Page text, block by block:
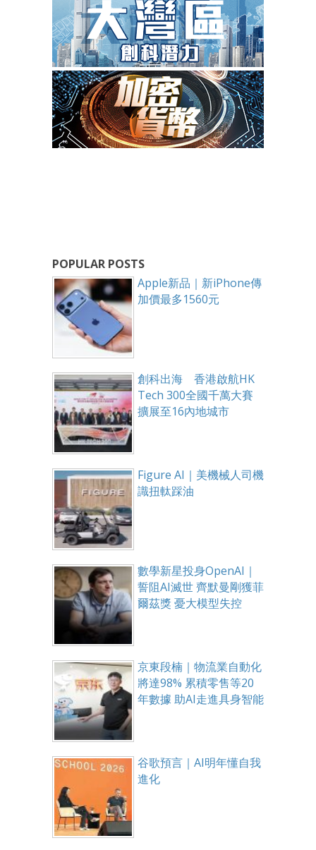
POPULAR POSTS
Apple新品｜新iPhone傳
加價最多1560元
創科出海 香港啟航HK
Tech 300全國千萬大賽
擴展至16內地城市
Figure AI｜美機械人司機
識扭軚踩油
數學新星投身OpenAI｜
誓阻AI滅世 齊默曼剛獲菲
爾茲獎 憂大模型失控
京東段楠｜物流業自動化
將達98% 累積零售等20
年數據 助AI走進具身智能
谷歌預言｜AI明年懂自我
進化